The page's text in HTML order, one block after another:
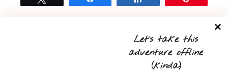
Let’s take this
adventure offline
(kinda)